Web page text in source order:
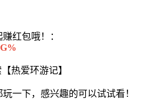
红包哦！：
热爱环游记】
一下，感兴趣的可以试试看！